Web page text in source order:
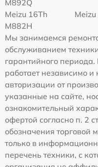
M892Q
Meizu 16Th
M882H
Мы занимаемся
обслуживанием
гарантийного
работает независимо
авторизации от
указанные на сайте,
ознакомительный
офертой согласно п. 2
обозначения торговой
только в
перечень техники, с